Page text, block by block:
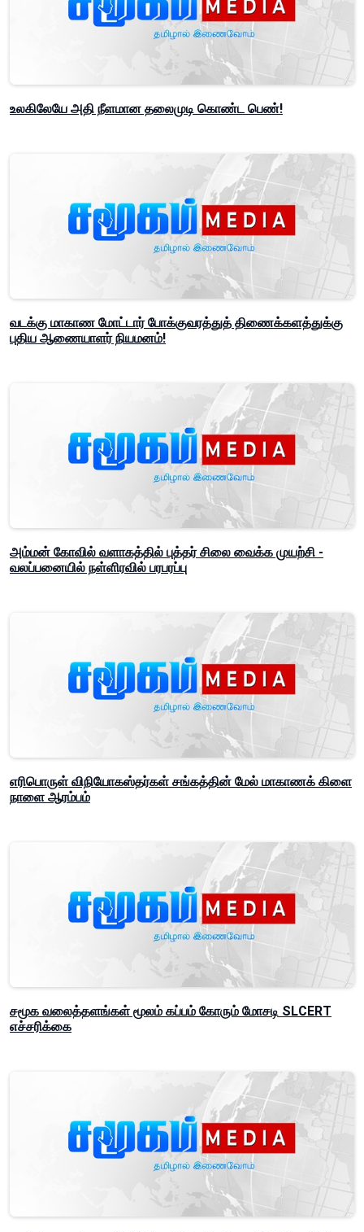
உலகிலேயே அதி நீளமான தலைமுடி கொண்ட பெண்!
வடக்கு மாகாண மோட்டார் போக்குவரத்துத் திணைக்களத்துக்கு
புதிய ஆணையாளர் நியமனம்!
அம்மன் கோவில் வளாகத்தில் புத்தர் சிலை வைக்க முயற்சி -
வலப்பனையில் நள்ளிரவில் பரபரப்பு
எரிபொருள் விநியோகஸ்தர்கள் சங்கத்தின் மேல் மாகாணக் கிளை
நாளை ஆரம்பம்
சமூக வலைத்தளங்கள் மூலம் கப்பம் கோரும் மோசடி SLCERT
எச்சரிக்கை